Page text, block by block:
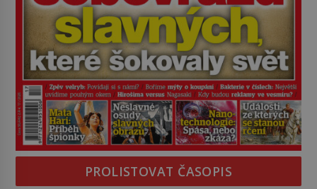
PROLISTOVAT ČASOPIS